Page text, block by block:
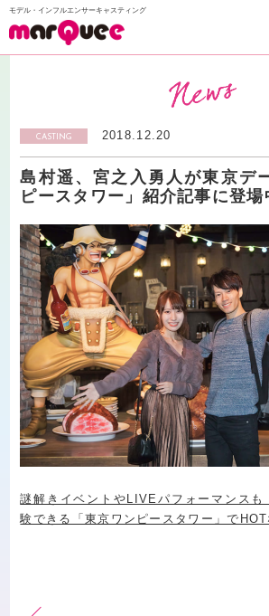
モデル・インフルエンサーキャスティング
CASTING 2018.12.20
島村遥、宮之入勇人が東京デ
ピースタワー」紹介記事に登場
謎解きイベントやLIVEパフォーマンスも
験できる「東京ワンピースタワー」でHOT